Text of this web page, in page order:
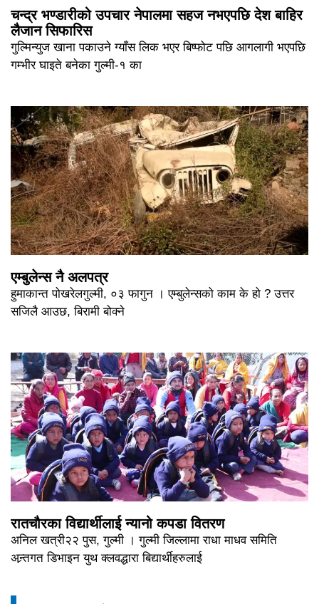
चन्द्र भण्डारीको उपचार नेपालमा सहज नभएपछि देश बाहिर
लैजान सिफारिस
गुल्मिन्युज खाना पकाउने ग्याँस लिक भएर बिष्फोट पछि आगलागी भएपछि
गम्भीर घाइते बनेका गुल्मी-१ का
एम्बुलेन्स नै अलपत्र
हुमाकान्त पोखरेलगुल्मी, ०३ फागुन । एम्बुलेन्सको काम के हो ? उत्तर
सजिलै आउछ, बिरामी बोक्ने
रातचौरका विद्यार्थीलाई न्यानो कपडा वितरण
अनिल खत्री२२ पुस, गुल्मी । गुल्मी जिल्लामा राधा माधव समिति
अन्र्तगत डिभाइन युथ क्लवद्धारा बिद्यार्थीहरुलाई